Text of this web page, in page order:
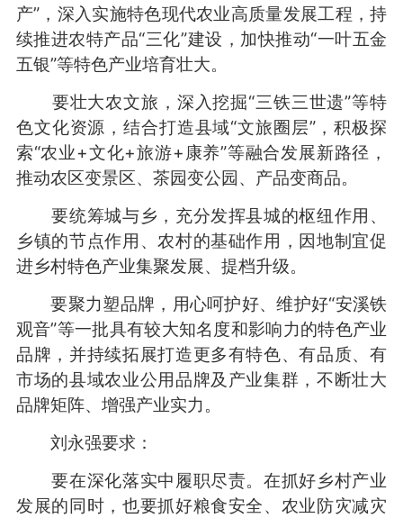
产”，深入实施特色现代农业高质量发展工程，持
续推进农特产品“三化”建设，加快推动“一叶五金
五银”等特色产业培育壮大。
要壮大农文旅，深入挖掘“三铁三世遗”等特
色文化资源，结合打造县域“文旅圈层”，积极探
索“农业+文化+旅游+康养”等融合发展新路径，
推动农区变景区、茶园变公园、产品变商品。
要统筹城与乡，充分发挥县城的枢纽作用、
乡镇的节点作用、农村的基础作用，因地制宜促
进乡村特色产业集聚发展、提档升级。
要聚力塑品牌，用心呵护好、维护好“安溪铁
观音”等一批具有较大知名度和影响力的特色产业
品牌，并持续拓展打造更多有特色、有品质、有
市场的县域农业公用品牌及产业集群，不断壮大
品牌矩阵、增强产业实力。
刘永强要求：
要在深化落实中履职尽责。在抓好乡村产业
发展的同时，也要抓好粮食安全、农业防灾减灾